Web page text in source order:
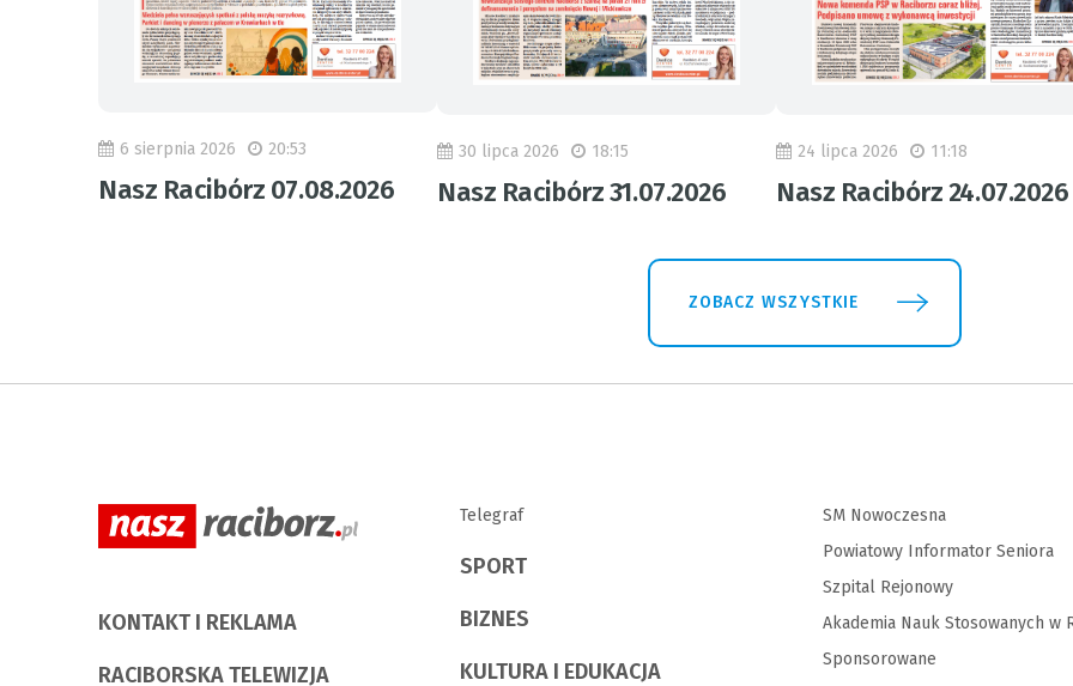
6 sierpnia 2026 20:53
Nasz Racibórz 07.08.2026
30 lipca 2026 18:15
Nasz Racibórz 31.07.2026
24 lipca 2026 11:18
Nasz Racibórz 24.07.2026
ZOBACZ WSZYSTKIE
KONTAKT I REKLAMA
RACIBORSKA TELEWIZJA
Telegraf
SPORT
BIZNES
KULTURA I EDUKACJA
SM Nowoczesna
Powiatowy Informator Seniora
Szpital Rejonowy
Akademia Nauk Stosowanych w
Sponsorowane